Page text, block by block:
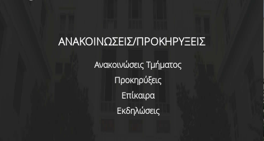
ΑΝΑΚΟΙΝΩΣΕΙΣ/ΠΡΟΚΗΡΥΞΕΙΣ
Ανακοινώσεις Τμήματος
Προκηρύξεις
Επίκαιρα
Εκδηλώσεις